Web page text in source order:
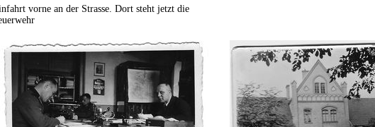
vorne an der Strasse. Dort steht jetzt die